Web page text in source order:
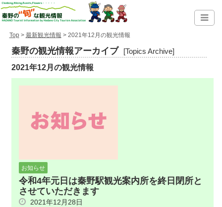
Top> 最新観光情報 > 2021年12月の観光情報
秦野の観光情報アーカイブ [Topics Archive]
2021年12月の観光情報
お知らせ
令和4年元日は秦野駅観光案内所を終日閉所と
させていただきます
2021年12月28日